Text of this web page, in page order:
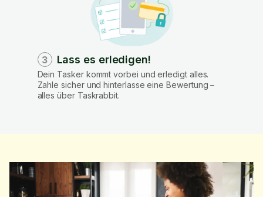
3 Lass es erledigen!
Dein Tasker kommt vorbei und erledigt alles.
Zahle sicher und hinterlasse eine Bewertung –
alles über Taskrabbit.